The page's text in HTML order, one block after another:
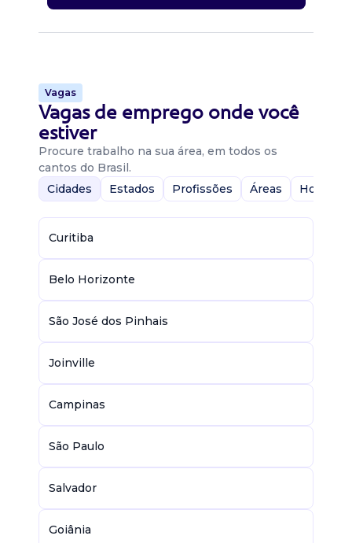
Vagas
Vagas de emprego onde você
estiver
Procure trabalho na sua área, em todos os
cantos do Brasil.
Cidades
Estados Profissões Áreas Home-
Curitiba
Belo Horizonte
São José dos Pinhais
Joinville
Campinas
São Paulo
Salvador
Goiânia